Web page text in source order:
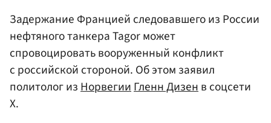
Задержание Францией следовавшего из России
нефтяного танкера Tagor может
спровоцировать вооруженный конфликт
с российской стороной. Об этом заявил
политолог изНорвегииГленн Дизенв соцсети
Х.